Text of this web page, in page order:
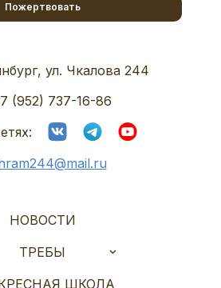
Пожертвовать
ул. Чкалова 244
(952) 737-16-86
НОВОСТИ
ТРЕБЫ
ШКОЛА